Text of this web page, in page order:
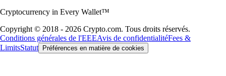
Cryptocurrency in Every Wallet™
Copyright © 2018 - 2026 Crypto.com. Tous droits réservés.
Conditions générales de l'EEEAvis de confidentialitéFees &
LimitsStatut Préférences en matière de cookies